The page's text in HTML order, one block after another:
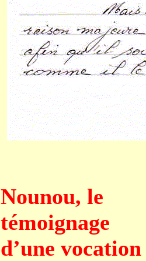
Nounou, le
témoignage
d’une vocation